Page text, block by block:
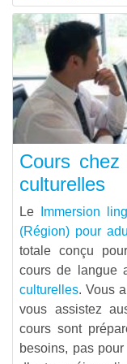
Cours
culturelles
Le
Immersion
(Région) pour
totale conçu
cours de langue
culturelles. Vous
vous assistez
cours sont
besoins, pas